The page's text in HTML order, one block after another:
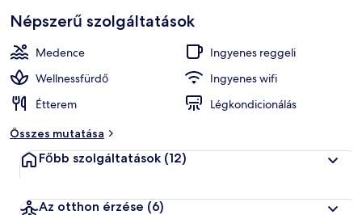
Népszerű szolgáltatások
Medence
Ingyenes reggeli
Wellnessfürdő
Ingyenes wifi
Étterem
Légkondicionálás
Összes mutatása
Főbb szolgáltatások (12)
Az otthon érzése (6)